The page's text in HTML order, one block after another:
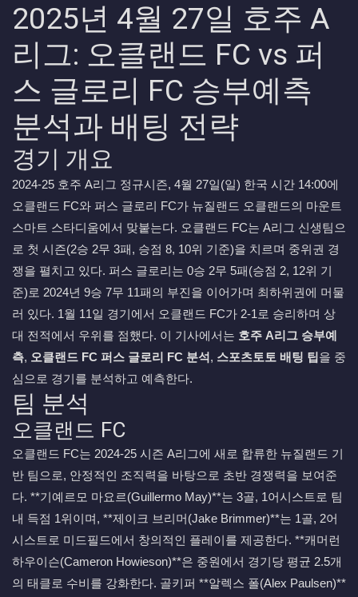
2025년 4월 27일 호주 A
리그: 오클랜드 FC vs 퍼
스 글로리 FC 승부예측
분석과 배팅 전략
경기 개요
2024-25 호주 A리그 정규시즌, 4월 27일(일) 한국 시간 14:00에
오클랜드 FC와 퍼스 글로리 FC가 뉴질랜드 오클랜드의 마운트
스마트 스타디움에서 맞붙는다. 오클랜드 FC는 A리그 신생팀으
로 첫 시즌(2승 2무 3패, 승점 8, 10위 기준)을 치르며 중위권 경
쟁을 펼치고 있다. 퍼스 글로리는 0승 2무 5패(승점 2, 12위 기
준)로 2024년 9승 7무 11패의 부진을 이어가며 최하위권에 머물
러 있다. 1월 11일 경기에서 오클랜드 FC가 2-1로 승리하며 상
대 전적에서 우위를 점했다. 이 기사에서는 호주 A리그 승부예
측, 오클랜드 FC 퍼스 글로리 FC 분석, 스포츠토토 배팅 팁을 중
심으로 경기를 분석하고 예측한다.
팀 분석
오클랜드 FC
오클랜드 FC는 2024-25 시즌 A리그에 새로 합류한 뉴질랜드 기
반 팀으로, 안정적인 조직력을 바탕으로 초반 경쟁력을 보여준
다. **기예르모 마요르(Guillermo May)**는 3골, 1어시스트로 팀
내 득점 1위이며, **제이크 브리머(Jake Brimmer)**는 1골, 2어
시스트로 미드필드에서 창의적인 플레이를 제공한다. **캐머런
하우이슨(Cameron Howieson)**은 중원에서 경기당 평균 2.5개
의 태클로 수비를 강화한다. 골키퍼 **알렉스 폴(Alex Paulsen)**